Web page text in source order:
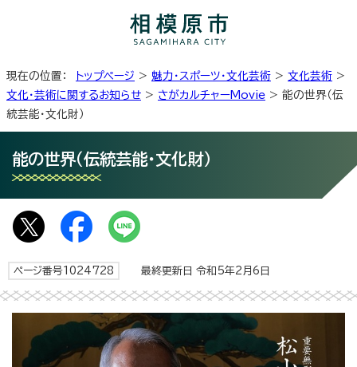
現在の位置： トップページ > 魅力・スポーツ・文化芸術 > 文化芸術 >
文化・芸術に関するお知らせ > さがカルチャーMovie > 能の世界（伝
統芸能・文化財）
能の世界（伝統芸能・文化財）
ページ番号1024728 最終更新日 令和5年2月6日